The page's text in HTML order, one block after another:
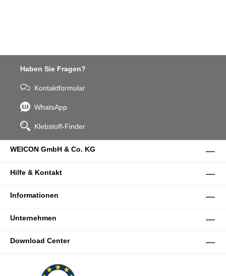
Haben Sie Fragen?
Kontaktformular
WhatsApp
Klebstoff-Finder
WEICON GmbH & Co. KG
Hilfe & Kontakt
Informationen
Unternehmen
Download Center